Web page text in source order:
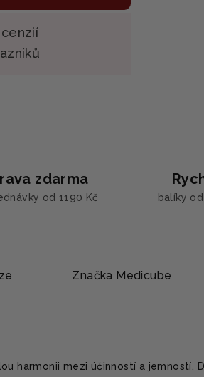
zdarma
od 1190 Kč balíky
Značka Medicube
harmonii mezi účinností a jemností.